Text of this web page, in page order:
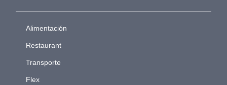
Alimentación
Restaurant
Transporte
Flex